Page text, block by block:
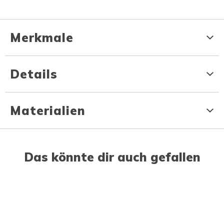
Merkmale
Details
Materialien
Das könnte dir auch gefallen